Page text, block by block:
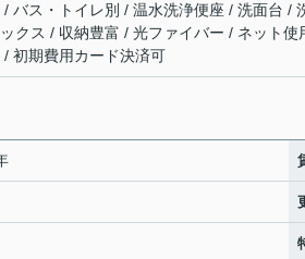
/ バス・トイレ別 / 温水洗浄便座 / 洗面台 /
クス / 収納豊富 / 光ファイバー / ネット
/ 初期費用カード決済可